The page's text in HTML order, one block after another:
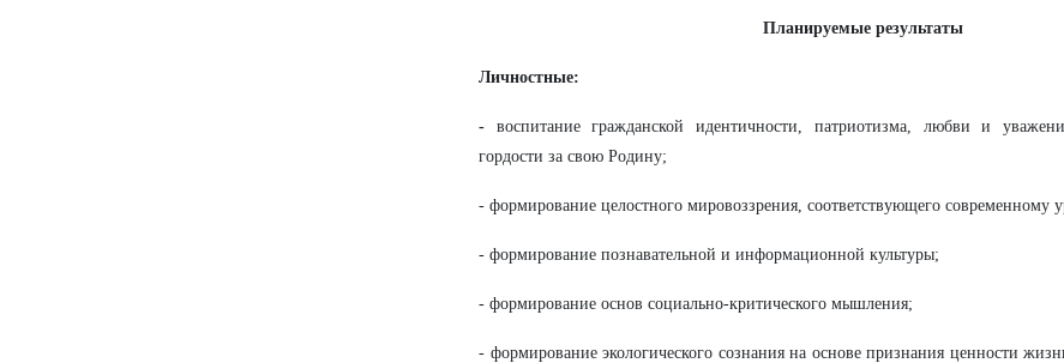
Планируемые результаты
Личностные:
- воспитание гражданской идентичности, патриотизма, любви и
гордости за свою Родину;
- формирование целостного мировоззрения, соответствующего современному
- формирование познавательной и информационной культуры;
- формирование основ социально-критического мышления;
- формирование экологического сознания на основе признания ценности